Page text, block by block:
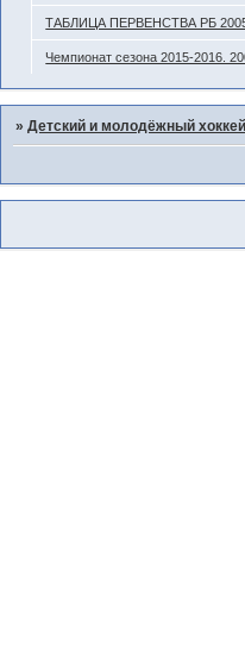
ТАБЛИЦА ПЕРВЕНСТВА РБ
Чемпионат сезона 2015-2016.
»Детский и молодёжный